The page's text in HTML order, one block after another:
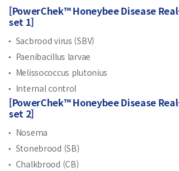
[PowerChek™ Honeybee Disease
set 1]
Sacbrood virus (SBV)
Paenibacillus larvae
Melissococcus plutonius
Internal control
[PowerChek™ Honeybee Disease
set 2]
Nosema
Stonebrood (SB)
Chalkbrood (CB)